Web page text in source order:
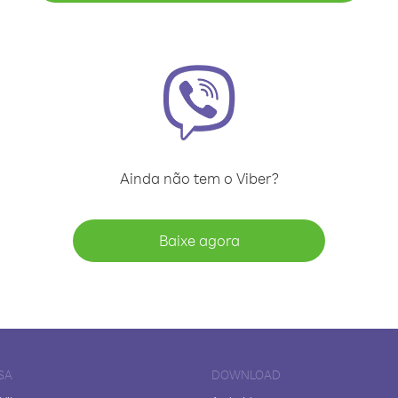
Ainda não tem o Viber?
Baixe agora
DOWNLOAD